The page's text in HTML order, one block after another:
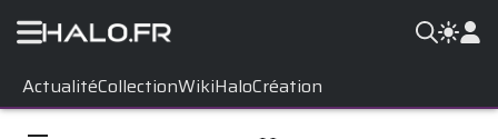
ActualitéCollectionWikiHaloCréation
contenu